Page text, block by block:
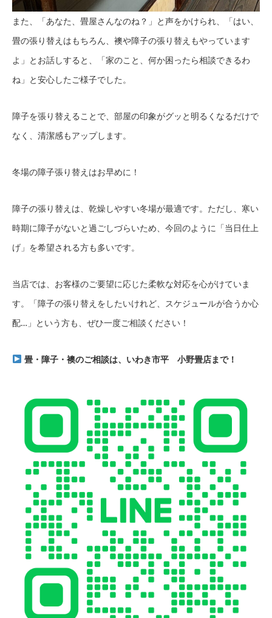
また、「あなた、畳屋さんなのね？」と声をかけられ、「はい、
畳の張り替えはもちろん、襖や障子の張り替えもやっています
よ」とお話しすると、「家のこと、何か困ったら相談できるわ
ね」と安心したご様子でした。
障子を張り替えることで、部屋の印象がグッと明るくなるだけで
なく、清潔感もアップします。
冬場の障子張り替えはお早めに！
障子の張り替えは、乾燥しやすい冬場が最適です。ただし、寒い
時期に障子がないと過ごしづらいため、今回のように「当日仕上
げ」を希望される方も多いです。
当店では、お客様のご要望に応じた柔軟な対応を心がけていま
す。「障子の張り替えをしたいけれど、スケジュールが合うか心
配…」という方も、ぜひ一度ご相談ください！
畳・障子・襖のご相談は、いわき市平 小野畳店まで！